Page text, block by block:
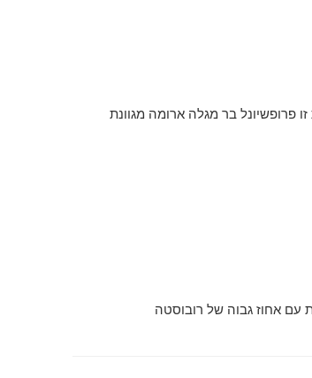
פרופשיונל בר מגלה ארומה מגוונת
עם אחוז גבוה של רובוסטה